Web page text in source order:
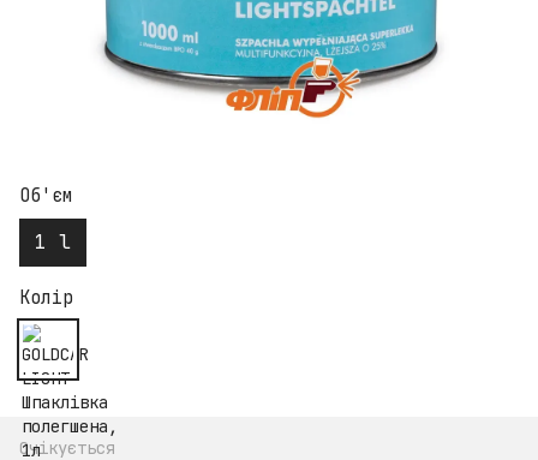
Об'єм
1 l
Колір
Очікується